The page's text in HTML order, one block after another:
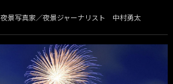
夜景写真家／夜景ジャーナリスト 中村勇太